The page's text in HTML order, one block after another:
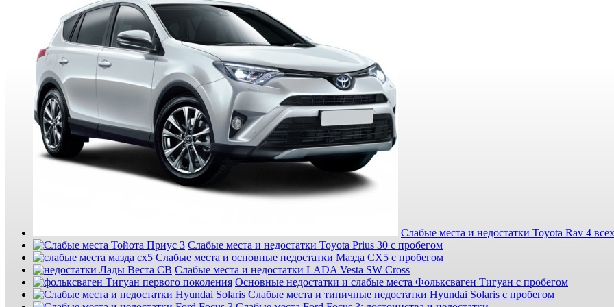
Слабые места и недостатки Toyota Rav 4
Слабые места и недостатки Toyota Prius 30 с пробегом
Слабые места и основные недостатки Мазда СХ5 с пробегом
Слабые места и недостатки LADA Vesta SW Cross
Основные недостатки и слабые места Фольксваген Тигуан с пробегом
Слабые места и типичные недостатки Hyundai Solaris с пробегом